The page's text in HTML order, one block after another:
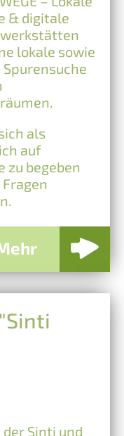
& digitale
lokale sowie
als
auf
zu begeben
Sinti und